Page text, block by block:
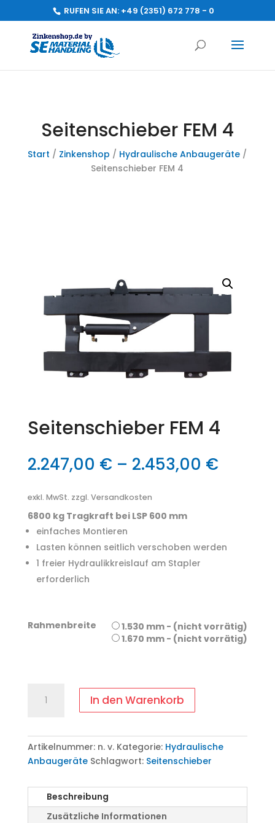
RUFEN SIE AN: +49 (2351) 672 778 - 0
Seitenschieber FEM 4
Start / Zinkenshop / Hydraulische Anbaugeräte /
Seitenschieber FEM 4
Seitenschieber FEM 4
2.247,00 €– 2.453,00 €
exkl. MwSt. zzgl. Versandkosten
6800 kg Tragkraft bei LSP 600 mm
einfaches Montieren
Lasten können seitlich verschoben werden
1 freier Hydraulikkreislauf am Stapler
erforderlich
Rahmenbreite
1.530 mm - (nicht vorrätig)
1.670 mm - (nicht vorrätig)
Seitenschieber
In den Warenkorb
Artikelnummer: n. v. Kategorie: Hydraulische
Anbaugeräte Schlagwort: Seitenschieber
Beschreibung
Zusätzliche Informationen